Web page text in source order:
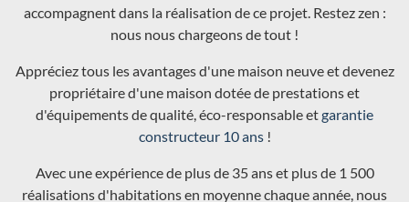
accompagnent dans la réalisation de ce projet. Restez zen :
nous nous chargeons de tout !
Appréciez tous les avantages d'une maison neuve et devenez
propriétaire d'une maison dotée de prestations et
d'équipements de qualité, éco-responsable etgarantie
constructeur 10 ans!
Avec une expérience de plus de 35 ans et plus de 1 500
réalisations d'habitations en moyenne chaque année, nous